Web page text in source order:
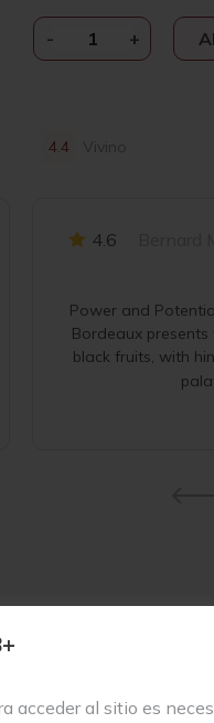
acceder al sitio es
-CHÂTEAU
PONTET-
CRU
+
4.4 Vivino
4.6
Power and
Bordeaux
black fruits, with
de notas florales de
cremosa, con sutiles
ligeramente